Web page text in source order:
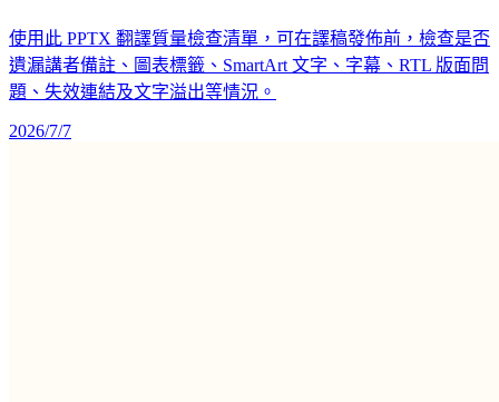
使用此 PPTX 翻譯質量檢查清單，可在譯稿發佈前，檢查是否
遺漏講者備註、圖表標籤、SmartArt 文字、字幕、RTL 版面問
題、失效連結及文字溢出等情況。
2026/7/7